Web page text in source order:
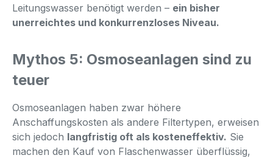
Leitungswasser benötigt werden – ein bisher
unerreichtes und konkurrenzloses Niveau.
Mythos 5: Osmoseanlagen sind zu
teuer
Osmoseanlagen haben zwar höhere
Anschaffungskosten als andere Filtertypen, erweisen
sich jedoch langfristig oft als kosteneffektiv. Sie
machen den Kauf von Flaschenwasser überflüssig,